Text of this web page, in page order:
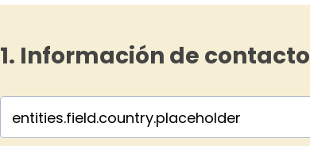
1. Información de contacto